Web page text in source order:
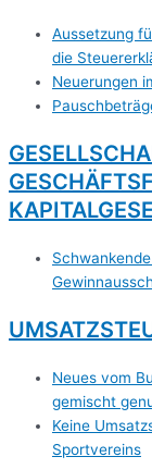
Aussetzung
die
Neuerungen
Neues vom
gemischt
Keine
Sportvereins